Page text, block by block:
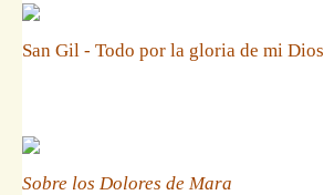
San Gil - Todo por la gloria de mi Dios
Sobre los Dolores de Mara